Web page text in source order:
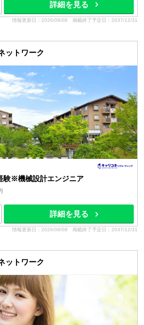
詳細を見る
情報更新日：2026/08/08 掲載終了予定日：2037/12/31
ットワーク
験※機械設計エンジニア
詳細を見る
情報更新日：2026/08/08 掲載終了予定日：2037/12/31
ットワーク